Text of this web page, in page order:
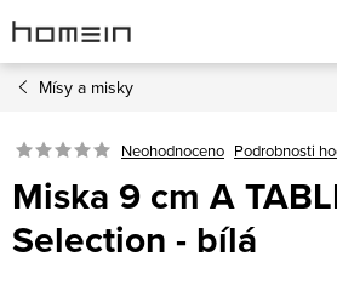
na
obsah
Mísy a misky
Neohodnoceno Podrobnosti
Miska 9 cm A
Selection - bílá